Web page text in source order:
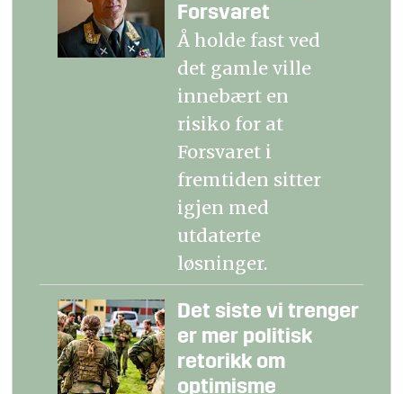
Forsvaret
Å holde fast ved
det gamle ville
innebært en
risiko for at
Forsvaret i
fremtiden sitter
igjen med
utdaterte
løsninger.
Det siste vi trenger
er mer politisk
retorikk om
optimisme